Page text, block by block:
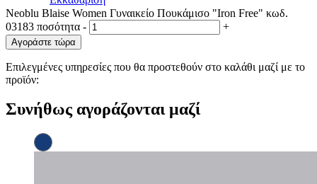
Neoblu Blaise Women Γυναικείο Πουκάμισο "Iron Free" κωδ.
03183 ποσότητα - +
Αγοράστε τώρα
Επιλεγμένες υπηρεσίες που θα προστεθούν στο καλάθι μαζί με το
προϊόν:
Συνήθως αγοράζονται μαζί